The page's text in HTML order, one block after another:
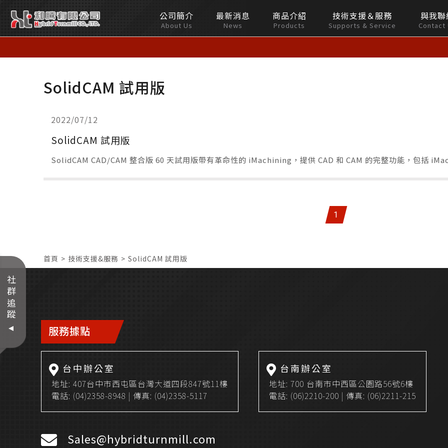
和
Hybrid
公司簡介
About Us
最新消息
News
商品介紹
Products
技術支援＆服務
Supports & Service
與我
Contact
SolidCAM 試用版
2022/07/12
SolidCAM 試用版
SolidCAM CAD/CAM 整合版 60 天試用版帶有革命性的 iMachining，提供 CAD 和 CAM 的完整功能，包括
1
首頁 技術支援&服務 SolidCAM 試用版
服務據點
台中辦公室
地址:407台中市西屯區台灣大道四段847號11樓
電話: (04)2358-8948 | 傳真: (04)2358-5117
台南辦公室
地址:700 台南市中西區公園路56號6樓
電話: (06)2210-200 | 傳真: (06)2211-215
Sales@hybridturnmill.com
社群追蹤